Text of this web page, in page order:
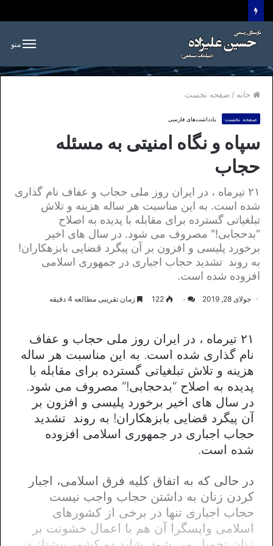
منو
خانه / صفحه نخست
صفحه نخست یادداشت‌های فارسی
سپاه و نگاه امنیتی به مسئله
حجاب
۲۱ تیرماه ، در ایران روز ملی حجاب و عفاف نام گذاری
شده است. به این مناسبت هر ساله هزینه و تلاش
تبلغیاتی گسترده برای مقابله با پدیده به اصلاح
"بدحجابی!" مصروف می شود. در سال های اخیر
برخورد پلیسی و افزون بر آن پیگرد قضایی بابزهکاران!
به روند تشدید حجاب اجباری در جمهوری اسلامی
افزوده شده است.
جولای 28, 2019 ۰ 122 زمان تقریبی مطالعه 4 دقیقه
۲۱ تیرماه ، در ایران روز ملی حجاب و عفاف
نام گذاری شده است. به این مناسبت هر ساله
هزینه و تلاش تبلغیاتی گسترده برای مقابله با
پدیده به اصلاح “بدحجابی!” مصروف می شود.
در سال های اخیر برخورد پلیسی و افزون بر
آن پیگرد قضایی بابزهکاران! به روند تشدید
حجاب اجباری در جمهوری اسلامی افزوده
شده است.
در حالی که به اتفاق کلیه فرق اسلامی، اجبار
کردن زنان به داشتن حجاب واجب نیست
حجاب اجباری تنها در برخی از کشورهای
اسلامی واپسگرا آن هم با اعمال خشونت بر